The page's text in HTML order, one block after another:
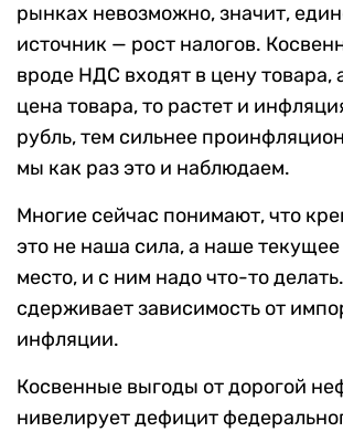
рынках невозможно, значит,
источник — рост налогов.
вроде НДС входят в цену товара,
цена товара, то растет и
рубль, тем сильнее
мы как раз это и наблюдаем.
Многие сейчас понимают, что
это не наша сила, а наше
место, и с ним надо что-то
сдерживает зависимость от
инфляции.
Косвенные выгоды от дорогой
нивелирует дефицит